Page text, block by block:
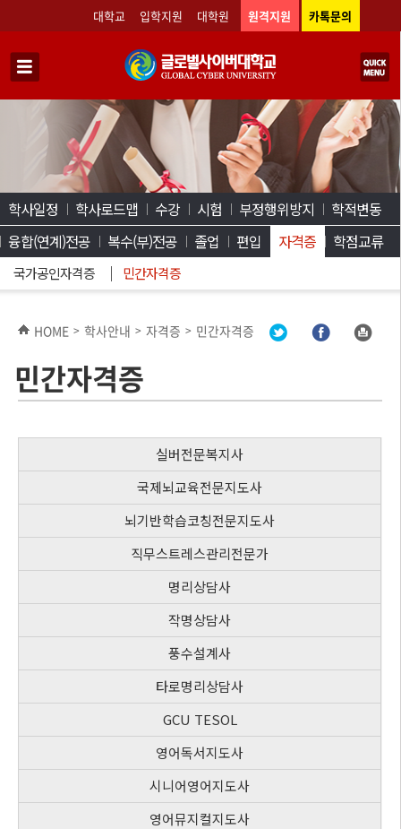
대학교 입학지원 대학원 원격지원 카톡문의
학사일정 학사로드맵 수강 시험 부정행위방지
학적변동
융합(연계)전공
복수(부)전공 졸업 편입 자격증
국가공인자격증 민간자격증
학점교류
HOME > 학사안내 > 자격증 > 민간자격증
민간자격증
실버전문복지사
국제뇌교육전문지도사
뇌기반학습코칭전문지도사
직무스트레스관리전문가
명리상담사
작명상담사
풍수설계사
타로명리상담사
GCU TESOL
영어독서지도사
시니어영어지도사
영어뮤지컬지도사